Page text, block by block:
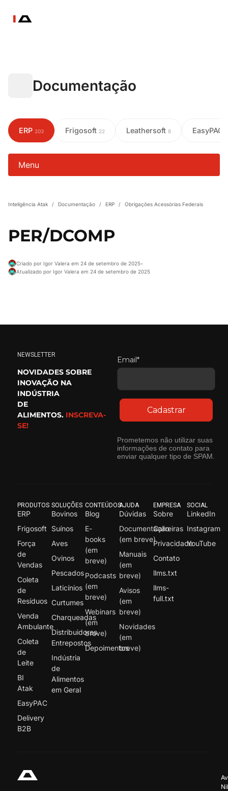
Documentação
ERP 203 Frigosoft 22 Leathersoft 8 EasyPAC
Menu
Inteligência Atak / Documentação / ERP / Obrigações Acessórias Federais
PER/DCOMP
Criado por Igor Valera em 24 de setembro de 2025•
Atualizado por Igor Valera em 24 de setembro de 2025
NEWSLETTER
NOVIDADES SOBRE
INOVAÇÃO NA
INDÚSTRIA
DE
ALIMENTOS. INSCREVA-
SE!
Email*
Cadastrar
Prometemos não utilizar suas
informações de contato para
enviar qualquer tipo de SPAM.
PRODUTOS
ERP
Frigosoft
Força
de
Vendas
Coleta
de
Resíduos
Venda
Ambulante
Coleta
de
Leite
BI
Atak
EasyPAC
Delivery
B2B
SOLUÇÕES
Bovinos
Suínos
Aves
Ovinos
Pescados
Laticínios
Curtumes
Charqueadas
Distribuidores
Entrepostos
Indústria
de
Alimentos
em Geral
CONTEÚDOS
Blog
E-
books
(em
breve)
Podcasts
(em
breve)
Webinars
(em
breve)
Depoimentos
AJUDA
Dúvidas
Documentação
(em breve)
Manuais
(em
breve)
Avisos
(em
breve)
Novidades
(em
breve)
EMPRESA
Sobre
Carreiras
Privacidade
Contato
llms.txt
llms-
full.txt
SOCIAL
LinkedIn
Instagram
YouTube